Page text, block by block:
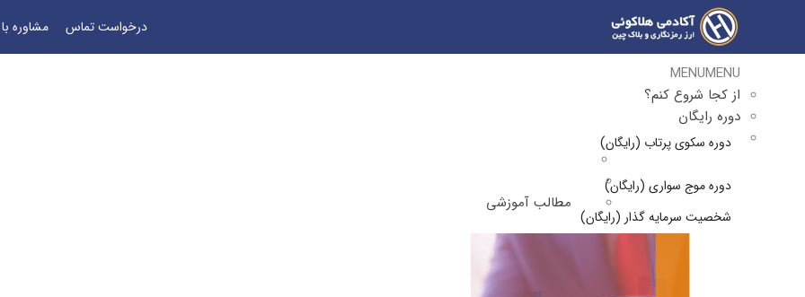
درخواست تماس مشاوره
MENUMENU
از کجا شروع کنم؟
دوره رایگان
دوره سکوی پرتاب (رایگان)
دوره موج سواری (رایگان)
شخصیت سرمایه گذار (رایگان)
مطالب آموزشی